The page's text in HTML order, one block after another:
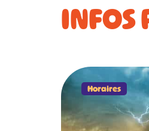
INFOS
Horaires